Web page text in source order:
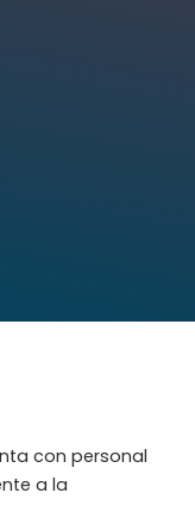
con personal
a la